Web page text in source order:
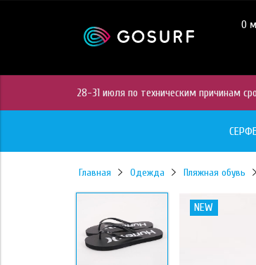
О
28-31 июля по техническим причинам
Главная Одежда Пляжная обувь
NEW